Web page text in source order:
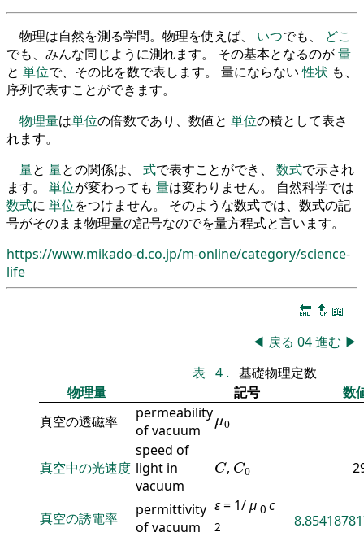
物理は自然を測る学問。物理を使えば、 いつでも、 どこ
でも、みんな同じように測れます。 その基本となるのが量
と 単位で、その比を数で表します。 量にならない性状 も、
序列で表すことができます。
物理量は単位の倍数であり、数値と 単位の積として表さ
れます。
量と 量との関係は、 式で表すことができ、 数式で示され
ます。 単位が変わっても 量は変わりません。 自然科学では
数式に 単位をつけません。 そのような数式では、数式の記
号がそのまま物理量の記号なのでを量方程式と言います。
https://www.mikado-d.co.jp/m-online/category/science-
life
🔚 🔝 📖
◀ 戻る 04進む ▶
表 4 . 基礎物理定数
物理量
記号
数
真空の透磁率
permeability
of vacuum
μ0
μ0
真空中の光速度
speed of
light in
vacuum
C
C, C0
C0
真空の誘電率
permittivity
of vacuum
ε= 1/μ 0 c
2